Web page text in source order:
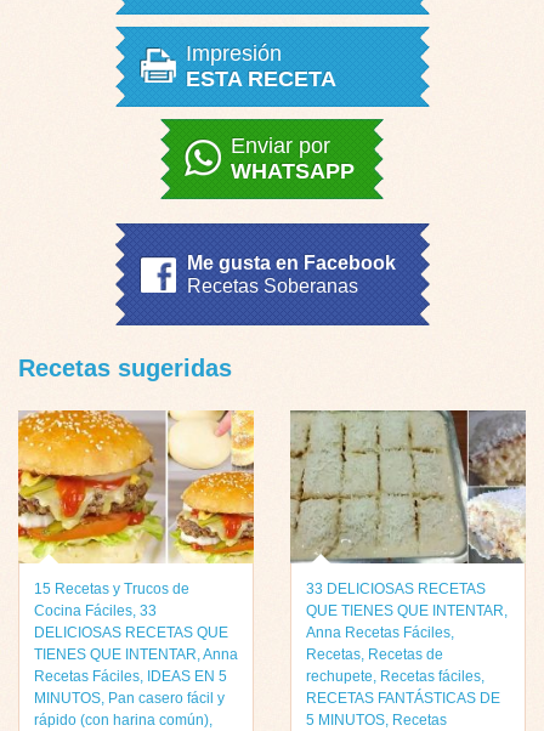
Impresión
ESTA RECETA
Enviar por
WHATSAPP
Me gusta en Facebook
Recetas Soberanas
Recetas sugeridas
15 Recetas y Trucos de
Cocina Fáciles, 33
DELICIOSAS RECETAS QUE
TIENES QUE INTENTAR,Anna
Recetas Fáciles, IDEAS EN 5
MINUTOS, Pan casero fácil y
rápido (con harina común),
33 DELICIOSAS RECETAS
QUE TIENES QUE INTENTAR,
Anna Recetas Fáciles,
Recetas, Recetas de
rechupete, Recetas fáciles,
RECETAS FANTÁSTICAS DE
5 MINUTOS, Recetas